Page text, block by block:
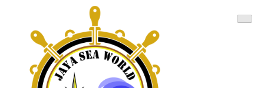
content